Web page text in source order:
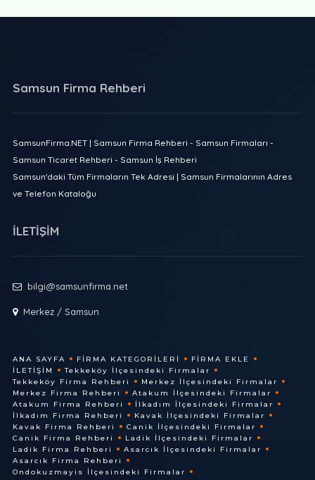
Samsun Firma Rehberi
SamsunFirma.NET | Samsun Firma Rehberi - Samsun Firmaları -
Samsun Ticaret Rehberi - Samsun İş Rehberi
Samsun'daki Tüm Firmaların Tek Adresi | Samsun Firmalarının Adres
ve Telefon Kataloğu
İLETİŞİM
bilgi@samsunfirma.net
Merkez / Samsun
ANA SAYFA FIRMA KATEGORILERI
FIRMA EKLE
İLETIŞIM
Tekkeköy İlçesindeki Firmalar
Tekkeköy Firma Rehberi
Merkez İlçesindeki Firmalar
Merkez Firma Rehberi
Atakum İlçesindeki Firmalar
Atakum Firma Rehberi
İlkadım İlçesindeki Firmalar
İlkadım Firma Rehberi
Kavak İlçesindeki Firmalar
Kavak Firma Rehberi
Canik İlçesindeki Firmalar
Canik Firma Rehberi
Ladik İlçesindeki Firmalar
Ladik Firma Rehberi
Asarcık İlçesindeki Firmalar
Asarcık Firma Rehberi
Ondokuzmayis İlçesindeki Firmalar